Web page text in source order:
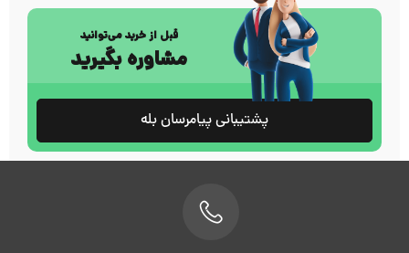
قبل از خرید می‌توانید
مشاوره بگیرید
پشتیبانی پیامرسان بله